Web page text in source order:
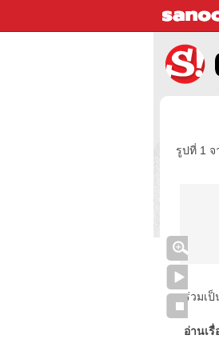
รูปที่ 1 จ
ร่วมเป็
อ่านเรื่